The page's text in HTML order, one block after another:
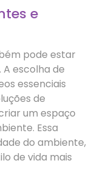
e
pode estar
escolha de
essenciais
de
um espaço
Essa
do ambiente,
de vida mais